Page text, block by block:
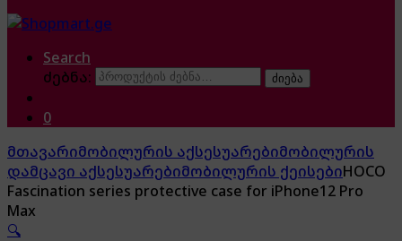
Search
ძებნა:
ძიება
0
მთავარიმობილურის აქსესუარებიმობილურის
დამცავი აქსესუარებიმობილურის ქეისებიHOCO
Fascination series protective case for iPhone12 Pro
Max
🔍